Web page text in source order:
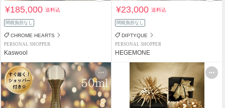
¥185,000送料込
関税負担なし
CHROME HEARTS
PERSONAL SHOPPER
Kaswool
¥23,000送料込
関税負担なし
DIPTYQUE
PERSONAL SHOPPER
HEGEMONE